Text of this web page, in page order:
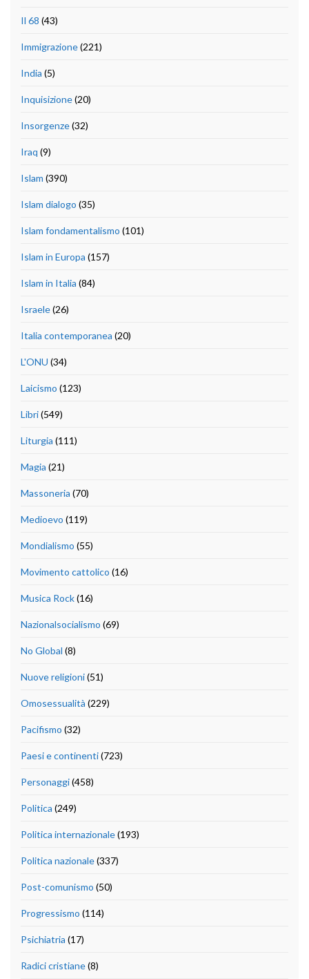
Il 68 (43)
Immigrazione(221)
India (5)
Inquisizione(20)
Insorgenze(32)
Iraq (9)
Islam (390)
Islam dialogo (35)
Islam fondamentalismo (101)
Islam in Europa (157)
Islam in Italia (84)
Israele(26)
Italia contemporanea (20)
L'ONU (34)
Laicismo (123)
Libri(549)
Liturgia (111)
Magia (21)
Massoneria (70)
Medioevo (119)
Mondialismo (55)
Movimento cattolico (16)
Musica Rock(16)
Nazionalsocialismo (69)
No Global (8)
Nuove religioni(51)
Omosessualità (229)
Pacifismo (32)
Paesi e continenti(723)
Personaggi(458)
Politica (249)
Politica internazionale(193)
Politica nazionale(337)
Post-comunismo (50)
Progressismo (114)
Psichiatria (17)
Radici cristiane(8)